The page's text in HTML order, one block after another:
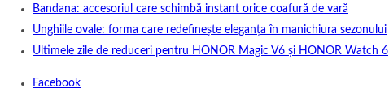
Bandana: accesoriul care schimbă instant orice coafură de vară
Unghiile ovale: forma care redefinește eleganța în manichiura sezonului
Ultimele zile de reduceri pentru HONOR Magic V6 și HONOR Watch 6
Facebook